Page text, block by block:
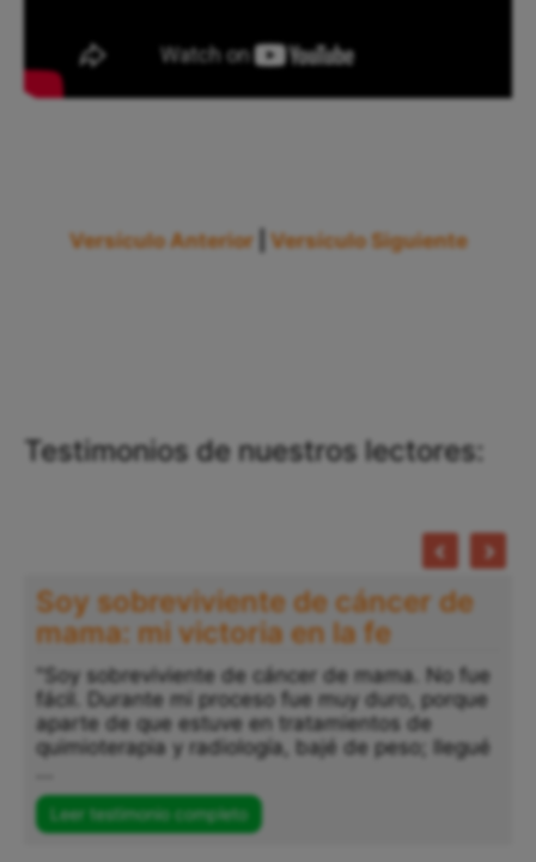
Versículo Anterior Versículo Siguiente
Testimonios de nuestros lectores:
Testimonio Vanessa: Después de
años luchando contra mis
adicciones: Dios me salvó
"Después de años luchando contra mis
adicciones, y cuando ya creía que todo estaba
perdido, Dios, con su misericordia y amor, me
...